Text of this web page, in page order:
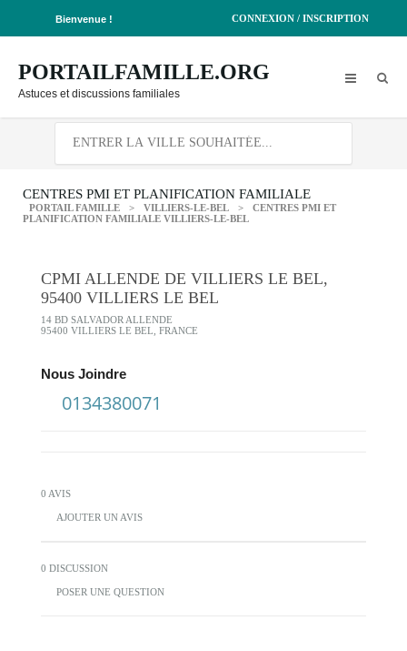
Bienvenue ! CONNEXION / INSCRIPTION
PORTAILFAMILLE.ORG
Astuces et discussions familiales
CENTRES PMI ET PLANIFICATION FAMILIALE
PORTAIL FAMILLE > VILLIERS-LE-BEL >
CENTRES PMI ET
PLANIFICATION FAMILIALE VILLIERS-LE-BEL
CPMI ALLENDE DE VILLIERS LE BEL,
95400 VILLIERS LE BEL
14 BD SALVADOR ALLENDE
95400 VILLIERS LE BEL, FRANCE
Nous Joindre
0134380071
0 AVIS
AJOUTER UN AVIS
0 DISCUSSION
POSER UNE QUESTION